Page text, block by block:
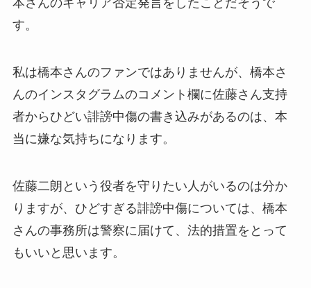
本さんのキャリア否定発言をしたことだそうで
す。
私は橋本さんのファンではありませんが、橋本さ
んのインスタグラムのコメント欄に佐藤さん支持
者からひどい誹謗中傷の書き込みがあるのは、本
当に嫌な気持ちになります。
佐藤二朗という役者を守りたい人がいるのは分か
りますが、ひどすぎる誹謗中傷については、橋本
さんの事務所は警察に届けて、法的措置をとって
もいいと思います。